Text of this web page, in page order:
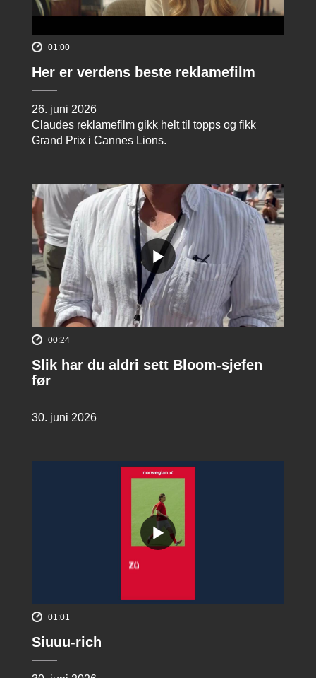
01:00
Her er verdens beste reklamefilm
26. juni 2026
Claudes reklamefilm gikk helt til topps og fikk
Grand Prix i Cannes Lions.
00:24
Slik har du aldri sett Bloom-sjefen
før
30. juni 2026
01:01
Siuuu-rich